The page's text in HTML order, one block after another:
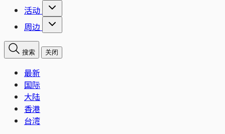
活动
周边
搜索 关闭
最新
国际
大陆
香港
台湾